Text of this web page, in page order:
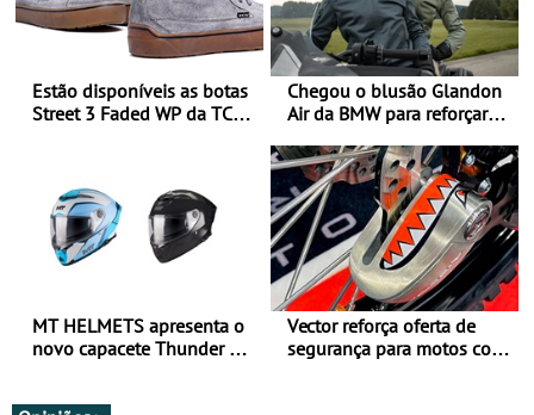
Estão disponíveis as botas
Street 3 Faded WP da TCX
Chegou o blusão Glandon
Air da BMW para reforçar
verão
MT HELMETS apresenta o
novo capacete Thunder 4 R
Vector reforça oferta de
segurança para motos com